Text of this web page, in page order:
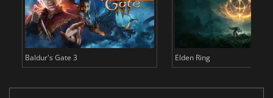
Baldur's Gate 3 Elden Ring